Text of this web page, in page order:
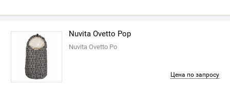
Nuvita Ovetto Pop
Nuvita Ovetto Po
Цена по запросу